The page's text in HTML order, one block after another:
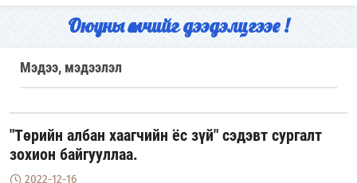
Оюуны өмчийг дээдэлцгээе !
Мэдээ, мэдээлэл
"Төрийн албан хаагчийн ёс зүй" сэдэвт сургалт
зохион байгууллаа.
2022-12-16